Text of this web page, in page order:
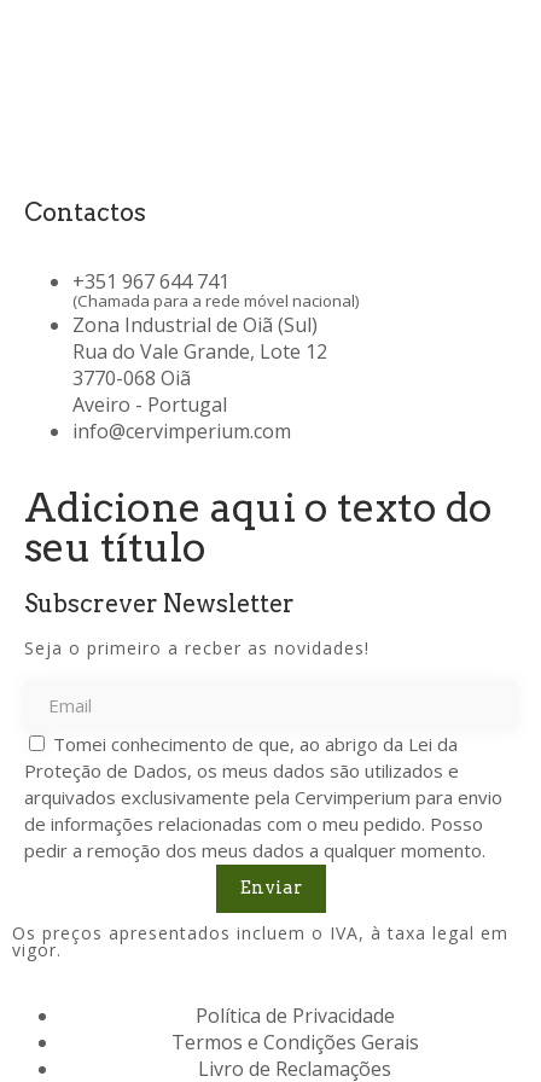
Contactos
+351 967 644 741
(Chamada para a rede móvel nacional)
Zona Industrial de Oiã (Sul)
Rua do Vale Grande, Lote 12
3770-068 Oiã
Aveiro - Portugal
info@cervimperium.com
Adicione aqui o texto do
seu título
Subscrever Newsletter
Seja o primeiro a recber as novidades!
Tomei conhecimento de que, ao abrigo da Lei da
Proteção de Dados, os meus dados são utilizados e
arquivados exclusivamente pela Cervimperium para envio
de informações relacionadas com o meu pedido. Posso
pedir a remoção dos meus dados a qualquer momento.
Enviar
Os preços apresentados incluem o IVA, à taxa legal em
vigor.
Política de Privacidade
Termos e Condições Gerais
Livro de Reclamações